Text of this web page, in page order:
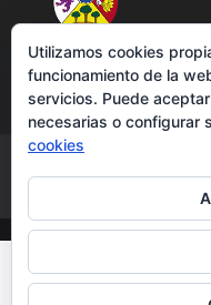
Política de
Utilizamos cookies
funcionamiento de la
servicios. Puede
necesarias o configurar
cookies